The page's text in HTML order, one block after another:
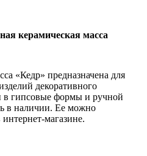
керамическая масса
«Кедр» предназначена для
декоративного
в гипсовые формы и ручной
в наличии. Ее можно
магазине.